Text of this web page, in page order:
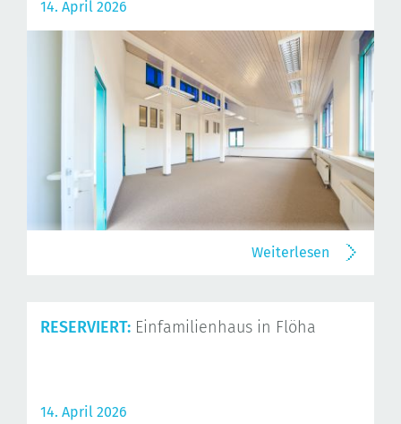
14. April 2026
Weiterlesen
RESERVIERT: Einfamilienhaus in Flöha
14. April 2026